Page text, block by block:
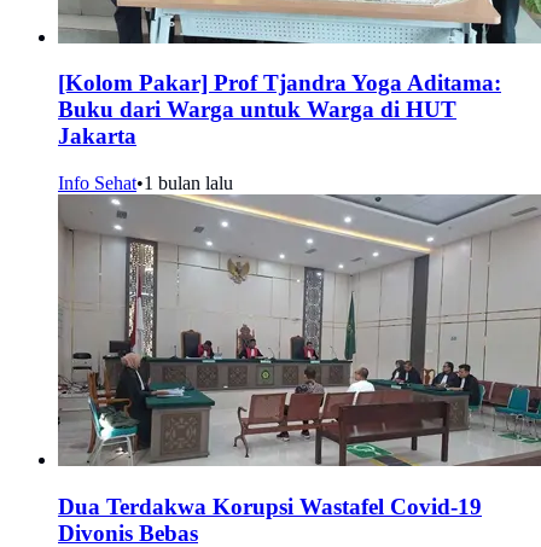
[Kolom Pakar] Prof Tjandra Yoga Aditama:
Buku dari Warga untuk Warga di HUT
Jakarta
Info Sehat•1 bulan lalu
Dua Terdakwa Korupsi Wastafel Covid-19
Divonis Bebas